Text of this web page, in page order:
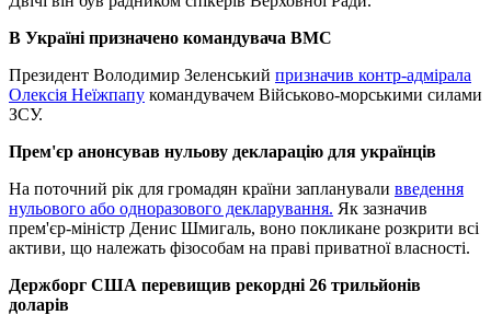
В Україні призначено командувача ВМС
Президент Володимир Зеленський призначив контр-адмірала
Олексія Неїжпапу командувачем Військово-морськими силами
ЗСУ.
Прем'єр анонсував нульову декларацію для українців
На поточний рік для громадян країни запланували введення
нульового або одноразового декларування. Як зазначив
прем'єр-міністр Денис Шмигаль, воно покликане розкрити всі
активи, що належать фізособам на праві приватної власності.
Держборг США перевищив рекордні 26 трильйонів
доларів